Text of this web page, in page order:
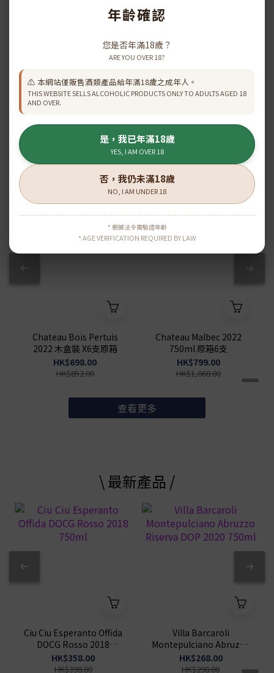
HINE 御鹿 X.O. 一級園干
HK$1,867.00
HINE 御鹿Cigar
Reserve X.O 干邑(70cl)
HK$1,368.00
\ 原箱優惠 /
Chateau Bois Pertuis
2022 木盒裝 X6支原箱
HK$698.00
HK$852.00
Chateau Malbec 2022
750ml 原箱6支
HK$799.00
HK$1,068.00
查看更多
\ 最新產品 /
Ciu Ciu Esperanto Offida
DOCG Rosso 2018
750ml
HK$358.00
HK$398.00
Villa Barcaroli
Montepulciano Abruzzo
Riserva DOP 2020 750ml
HK$268.00
HK$298.00
年齡確認
您是否年滿18歲？
ARE YOU OVER 18?
⚠️ 本網站僅販售酒類產品給年滿18歲之成年人。
THIS WEBSITE SELLS ALCOHOLIC PRODUCTS ONLY TO ADULTS AGED 18
AND OVER.
是，我已年滿18歲
YES, I AM OVER 18
否，我仍未滿18歲
NO, I AM UNDER 18
* 根據法令需驗證年齡
* AGE VERIFICATION REQUIRED BY LAW